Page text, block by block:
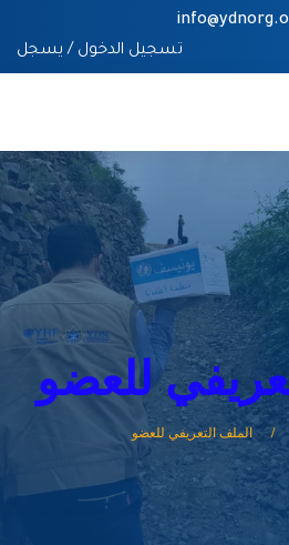
تسجيل الدخول / يسجل
للعضو
الملف التعريفي للعضو